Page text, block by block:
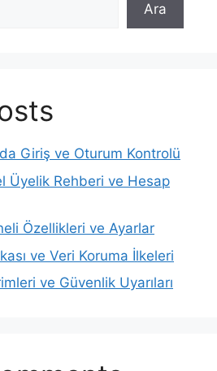
Ara
Giriş ve Oturum Kontrolü
Üyelik Rehberi ve Hesap
Özellikleri ve Ayarlar
ve Veri Koruma İlkeleri
ve Güvenlik Uyarıları